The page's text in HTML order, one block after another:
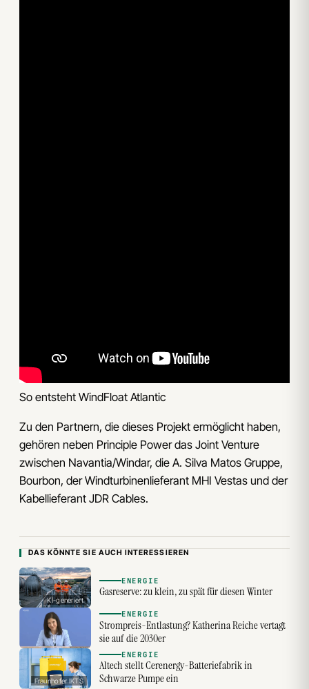
So entsteht WindFloat Atlantic
Zu den Partnern, die dieses Projekt ermöglicht haben,
gehören neben Principle Power das Joint Venture
zwischen Navantia/Windar, die A. Silva Matos Gruppe,
Bourbon, der Windturbinenlieferant MHI Vestas und der
Kabellieferant JDR Cables.
DAS KÖNNTE SIE AUCH INTERESSIEREN
KI-generiert
ENERGIE
Gasreserve: zu klein, zu spät für diesen Winter
ENERGIE
Strompreis-Entlastung? Katherina Reiche vertagt
sie auf die 2030er
Fraunhofer IKTS
ENERGIE
Altech stellt Cerenergy-Batteriefabrik in
Schwarze Pumpe ein